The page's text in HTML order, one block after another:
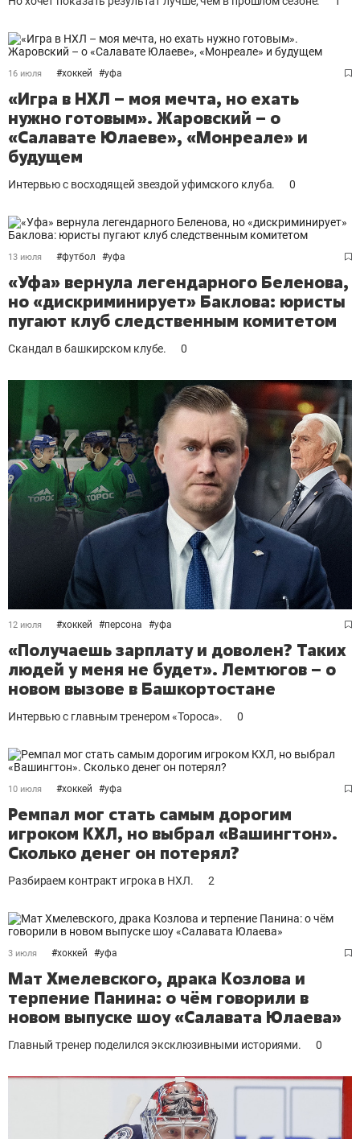
16 июля #хоккей #уфа
«Игра в НХЛ – моя мечта, но ехать
нужно готовым». Жаровский – о
«Салавате Юлаеве», «Монреале» и
будущем
Интервью с восходящей звездой уфимского клуба. 0
13 июля #футбол #уфа
«Уфа» вернула легендарного Беленова,
но «дискриминирует» Баклова: юристы
пугают клуб следственным комитетом
Скандал в башкирском клубе. 0
12 июля #хоккей #персона #уфа
«Получаешь зарплату и доволен? Таких
людей у меня не будет». Лемтюгов – о
новом вызове в Башкортостане
Интервью с главным тренером «Тороса». 0
10 июля #хоккей #уфа
Ремпал мог стать самым дорогим
игроком КХЛ, но выбрал «Вашингтон».
Сколько денег он потерял?
Разбираем контракт игрока в НХЛ. 2
3 июля #хоккей #уфа
Мат Хмелевского, драка Козлова и
терпение Панина: о чём говорили в
новом выпуске шоу «Салавата Юлаева»
Главный тренер поделился эксклюзивными историями. 0